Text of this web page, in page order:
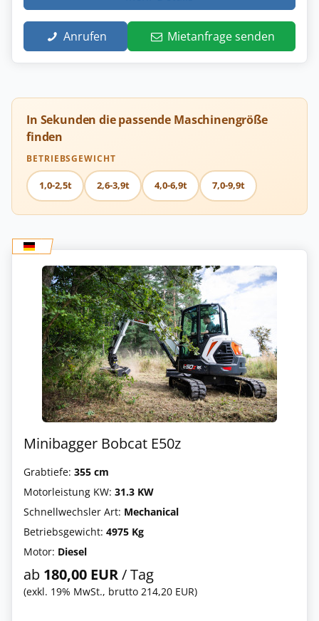
Anrufen Mietanfrage senden
In Sekunden die passende Maschinengröße
finden
BETRIEBSGEWICHT
1,0-2,5t 2,6-3,9t 4,0-6,9t 7,0-9,9t
Minibagger Bobcat E50z
Grabtiefe: 355 cm
Motorleistung KW: 31.3 KW
Schnellwechsler Art: Mechanical
Betriebsgewicht: 4975 Kg
Motor: Diesel
ab 180,00 EUR/ Tag
(exkl. 19% MwSt., brutto 214,20 EUR)